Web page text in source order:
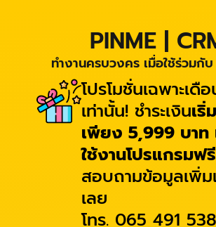
PINME |
ทำงานครบวงคร เมื่อใช้ร่วมกับ
โปรโมชั่นเฉพาะเดื
เท่านั้น! ชำระเงินเริ่
เพียง 5,999 บาท
ใช้งานโปรแกรม
สอบถามข้อมูลเพิ่ม
เลย
โทร. 065 491